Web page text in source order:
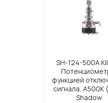
SH-124-500A
функцией
сигнала, A500K
Shadow